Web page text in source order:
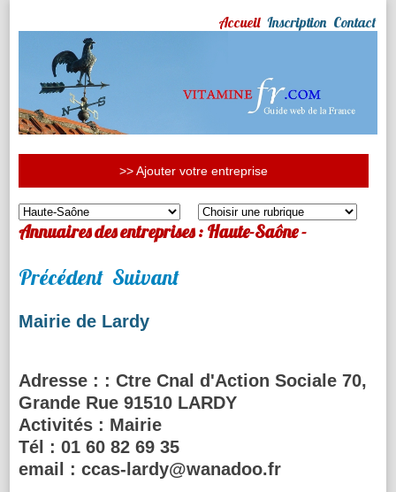
Accueil Inscription Contact
>> Ajouter votre entreprise
Annuaires des entreprises : Haute-Saône -
Précédent Suivant
Mairie de Lardy
Adresse : : Ctre Cnal d'Action Sociale 70,
Grande Rue 91510 LARDY
Activités : Mairie
Tél : 01 60 82 69 35
email : ccas-lardy@wanadoo.fr